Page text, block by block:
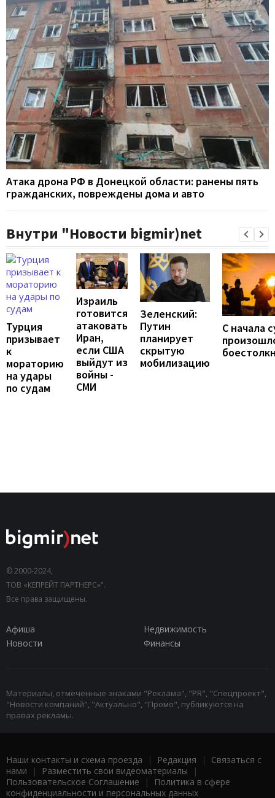
Атака дрона РФ в Донецкой области: ранены пять
гражданских, повреждены дома и авто
Внутри "Новости bigmir)net
Турция
призывает
к
мораторию
на удары
по судам
Израиль
готовится
атаковать
Иран,
если США
выйдут из
войны -
СМИ
Зеленский:
Путин
планирует
скрытую
мобилизацию
С начала
© 2000-2024,
ТОВ «КЕПРЕЙТ ПАРТНЕРС»".
Все права защищены.
Афиша
Недвижимость
Новости
Финансы
Материалы, отмеченные знаками "Реклама", "PR", "Спецпроект",
"Новости компаний", "Актуально", "Промо", публикуются на
правах рекламы.
Наши контакты и схема проезда | Редакция | Связаться с
нами | Разместить свои видеоматериалы |
Пользовательское Соглашение |
Политика в сфере
конфиденциальности и персональных данных